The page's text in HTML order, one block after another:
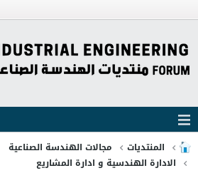
المنتديات
مجالات الهندسة الصناعية
الادارة الهندسية و ادارة المشاريع